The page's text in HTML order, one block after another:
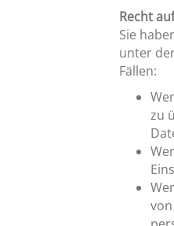
Recht
Sie
unter
Fällen:
zu